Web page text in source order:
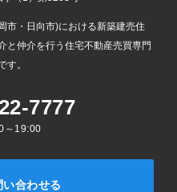
市・日向市)における新築建売住
と仲介を行う住宅不動産売買専門
す。
7777
～19:00
い合わせる